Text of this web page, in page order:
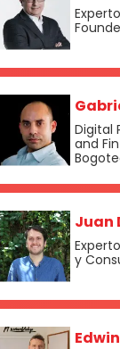
Digital
and
Juan
y